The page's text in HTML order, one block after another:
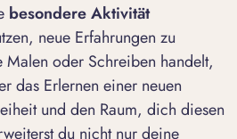
besondere Aktivität
neue Erfahrungen zu
Malen oder Schreiben handelt,
das Erlernen einer neuen
und den Raum, dich diesen
du nicht nur deine